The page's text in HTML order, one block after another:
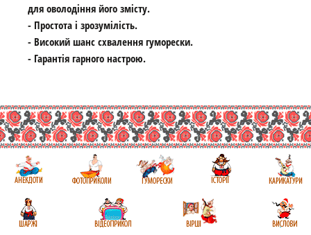
для оволодіння його змісту.
- Простота і зрозумілість.
- Високий шанс схвалення гуморески.
- Гарантія гарного настрою.